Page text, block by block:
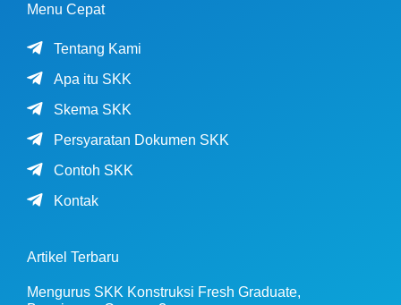
Menu Cepat
Tentang Kami
Apa itu SKK
Skema SKK
Persyaratan Dokumen SKK
Contoh SKK
Kontak
Artikel Terbaru
Mengurus SKK Konstruksi Fresh Graduate,